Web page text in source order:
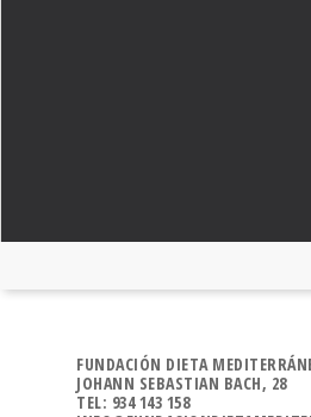
FUNDACIÓN DIETA
JOHANN SEBASTIAN BACH, 28
TEL: 934 143 158